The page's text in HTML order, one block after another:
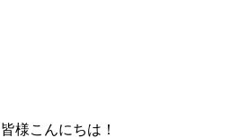
皆様こんにちは！